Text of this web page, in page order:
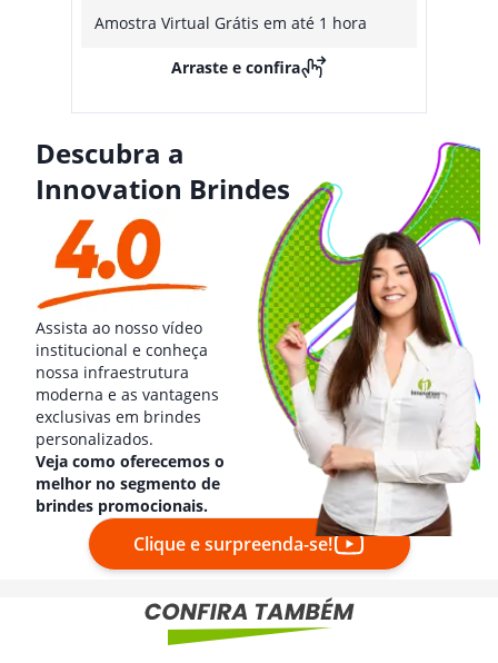
Amostra Virtual Grátis em até 1 hora
Arraste e confira
Descubra a
Innovation Brindes
Assista ao nosso vídeo
institucional e conheça
nossa infraestrutura
moderna e as vantagens
exclusivas em brindes
personalizados.
Veja como oferecemos o
melhor no segmento de
brindes promocionais.
Clique e surpreenda-se!